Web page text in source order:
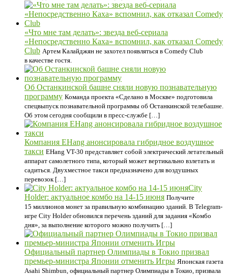
«Что мне там делать»: звезда веб-сериала
«Непосредственно Каха» вспомнил, как отказал Comedy
Club Артем Калайджян не захотел появляться в Comedy Club
в качестве гостя.
Об Останкинской башне сняли новую познавательную
программу Команда проекта «Сделано в Москве» подготовила
спецвыпуск познавательной программы об Останкинской телебашне.
Об этом сегодня сообщили в пресс-службе […]
Компания EHang анонсировала гибридное воздушное
такси EHang VT-30 представляет собой электрический летательный
аппарат самолетного типа, который может вертикально взлетать и
садиться. Двухместное такси предназначено для воздушных
перевозок […]
City
Holder: актуальное комбо на 14-15 июня Получите
15 миллионов монет за правильную комбинацию зданий. В Telegram-
игре City Holder обновился перечень зданий для задания «Комбо
дня», за выполнение которого можно получить […]
Официальный партнер Олимпиады в Токио призвал
премьер-министра Японии отменить Игры Японская газета
Asahi Shimbun, официальный партнер Олимпиады в Токио, призвала